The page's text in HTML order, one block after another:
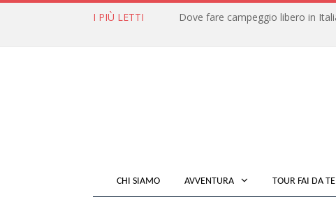
I PIÙ LETTI
CHI SIAMO AVVENTURA TOUR FAI DA TE